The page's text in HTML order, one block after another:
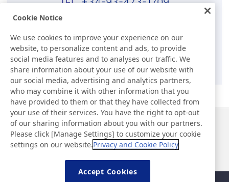
8:00h-17:00h(Except for Sat, Sun, and Holidays)
E-mail
Noticias
Contacto
Preguntas frecuentes
Cookie Notice
We use cookies to improve your experience on our
website, to personalize content and ads, to provide
social media features and to analyses our traffic. We
share information about your use of our website with
our social media, advertising and analytics partners,
who may combine it with other information that you
have provided to them or that they have collected from
your use of their services. You have the right to opt-out
of our sharing information about you with our partners.
Please click [Manage Settings] to customize your cookie
settings on our website.Privacy and Cookie Policy
Accept Cookies